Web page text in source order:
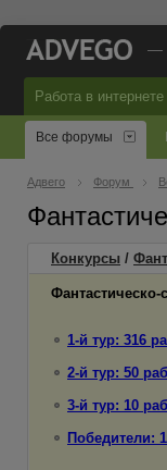
—
Работа в интернете
Все форумы
Адвего Форум
Конкурсы /
Фантастическо-
1-й тур: 316
2-й тур: 50
3-й тур: 10
Победители: